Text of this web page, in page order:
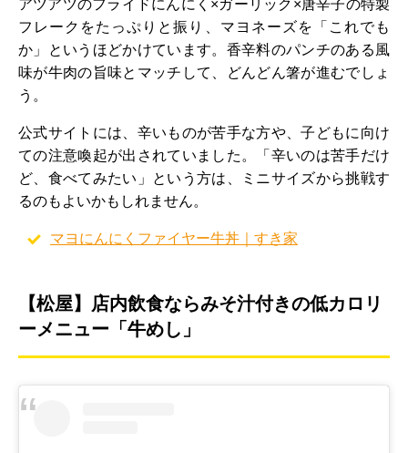
アツアツのフライドにんにく×ガーリック×唐辛子の特製
フレークをたっぷりと振り、マヨネーズを「これでも
か」というほどかけています。香辛料のパンチのある風
味が牛肉の旨味とマッチして、どんどん箸が進むでしょ
う。
公式サイトには、辛いものが苦手な方や、子どもに向け
ての注意喚起が出されていました。「辛いのは苦手だけ
ど、食べてみたい」という方は、ミニサイズから挑戦す
るのもよいかもしれません。
マヨにんにくファイヤー牛丼｜すき家
【松屋】店内飲食ならみそ汁付きの低カロリ
ーメニュー「牛めし」